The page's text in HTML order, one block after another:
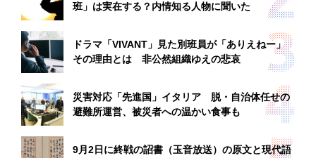
班」は実在する？内情知る人物に聞いた
ドラマ「VIVANT」見た別班員が「ありえねー」
その理由とは 非公然組織ゆえの悲哀
災害対応「先進国」イタリア 脱・自治体任せの
避難所運営、被災者への温かい食事も
9月2日に終戦の詔書（玉音放送）の原文と現代語